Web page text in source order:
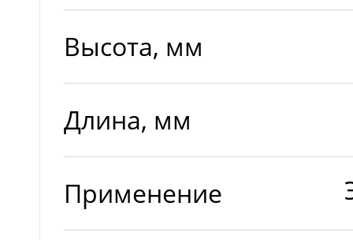
Высота, мм
Длина, мм
Применение